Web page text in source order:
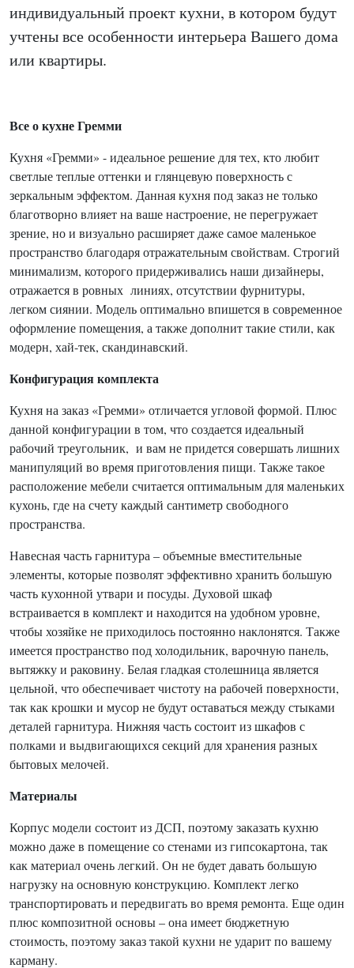
индивидуальный проект кухни, в котором будут
учтены все особенности интерьера Вашего дома
или квартиры.
Все о кухне Гремми
Кухня «Гремми» - идеальное решение для тех, кто любит
светлые теплые оттенки и глянцевую поверхность с
зеркальным эффектом. Данная кухня под заказ не только
благотворно влияет на ваше настроение, не перегружает
зрение, но и визуально расширяет даже самое маленькое
пространство благодаря отражательным свойствам. Строгий
минимализм, которого придерживались наши дизайнеры,
отражается в ровных линиях, отсутствии фурнитуры,
легком сиянии. Модель оптимально впишется в современное
оформление помещения, а также дополнит такие стили, как
модерн, хай-тек, скандинавский.
Конфигурация комплекта
Кухня на заказ «Гремми» отличается угловой формой. Плюс
данной конфигурации в том, что создается идеальный
рабочий треугольник, и вам не придется совершать лишних
манипуляций во время приготовления пищи. Также такое
расположение мебели считается оптимальным для маленьких
кухонь, где на счету каждый сантиметр свободного
пространства.
Навесная часть гарнитура – объемные вместительные
элементы, которые позволят эффективно хранить большую
часть кухонной утвари и посуды. Духовой шкаф
встраивается в комплект и находится на удобном уровне,
чтобы хозяйке не приходилось постоянно наклонятся. Также
имеется пространство под холодильник, варочную панель,
вытяжку и раковину. Белая гладкая столешница является
цельной, что обеспечивает чистоту на рабочей поверхности,
так как крошки и мусор не будут оставаться между стыками
деталей гарнитура. Нижняя часть состоит из шкафов с
полками и выдвигающихся секций для хранения разных
бытовых мелочей.
Материалы
Корпус модели состоит из ДСП, поэтому заказать кухню
можно даже в помещение со стенами из гипсокартона, так
как материал очень легкий. Он не будет давать большую
нагрузку на основную конструкцию. Комплект легко
транспортировать и передвигать во время ремонта. Еще один
плюс композитной основы – она имеет бюджетную
стоимость, поэтому заказ такой кухни не ударит по вашему
карману.